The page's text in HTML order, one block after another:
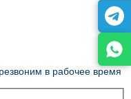
в рабочее время